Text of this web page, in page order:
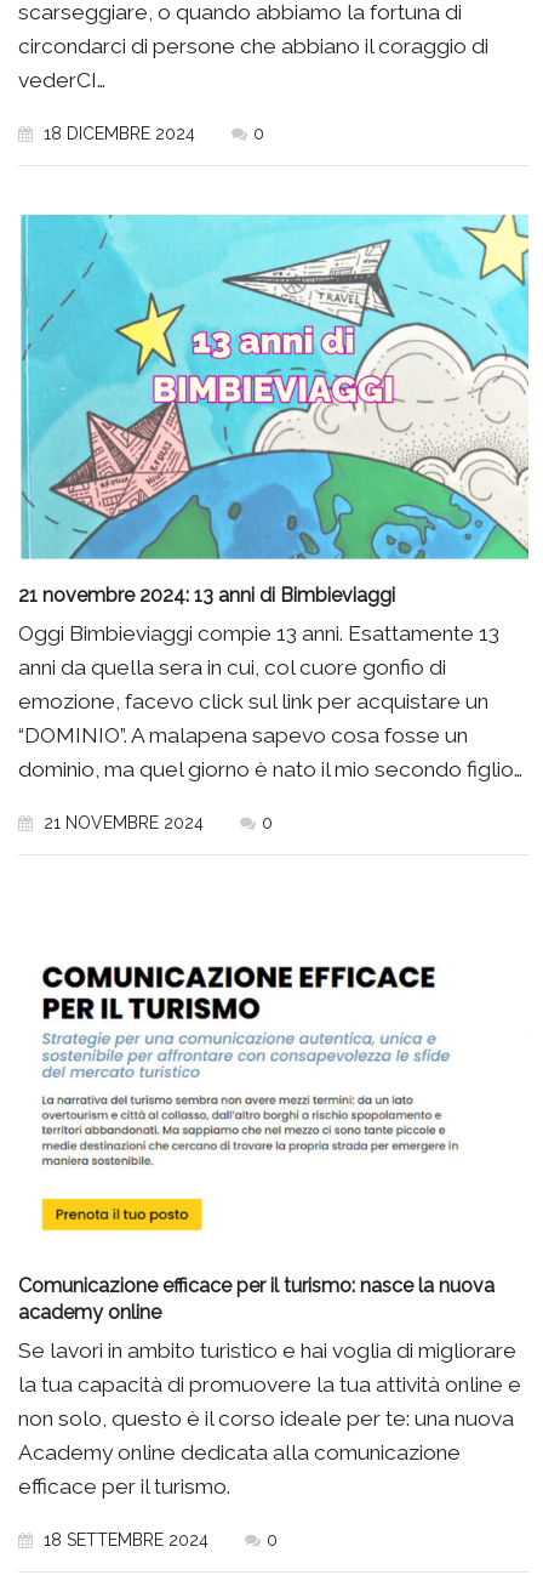
scarseggiare, o quando abbiamo la fortuna di
circondarci di persone che abbiano il coraggio di
vederCI…
18 DICEMBRE 2024 0
21 novembre 2024: 13 anni di Bimbieviaggi
Oggi Bimbieviaggi compie 13 anni. Esattamente 13
anni da quella sera in cui, col cuore gonfio di
emozione, facevo click sul link per acquistare un
“DOMINIO”. A malapena sapevo cosa fosse un
dominio, ma quel giorno è nato il mio secondo figlio…
21 NOVEMBRE 2024 0
Comunicazione efficace per il turismo: nasce la nuova
academy online
Se lavori in ambito turistico e hai voglia di migliorare
la tua capacità di promuovere la tua attività online e
non solo, questo è il corso ideale per te: una nuova
Academy online dedicata alla comunicazione
efficace per il turismo.
18 SETTEMBRE 2024 0